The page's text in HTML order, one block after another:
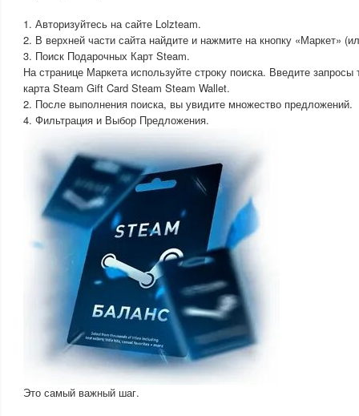
1. Авторизуйтесь на сайте Lolzteam.
2. В верхней части сайта найдите и нажмите на кнопку «Маркет»
3. Поиск Подарочных Карт Steam.
На странице Маркета используйте строку поиска. Введите
карта Steam Gift Card Steam Steam Wallet.
2. После выполнения поиска, вы увидите множество предложений.
4. Фильтрация и Выбор Предложения.
Это самый важный шаг.